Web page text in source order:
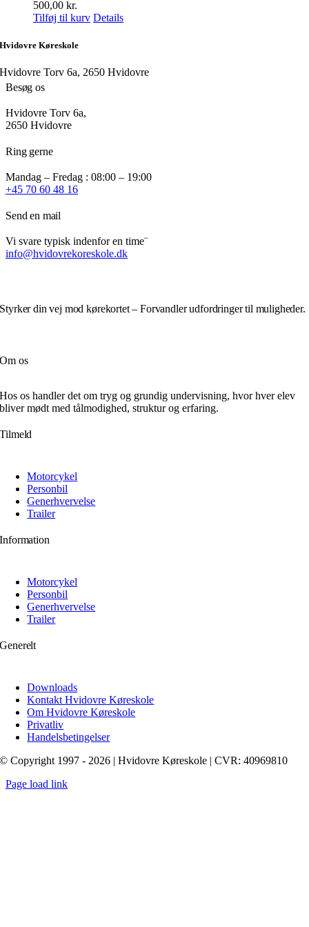
500,00 kr.
Tilføj til kurv Details
Hvidovre Køreskole
Hvidovre Torv 6a, 2650 Hvidovre
Besøg os
Hvidovre Torv 6a,
2650 Hvidovre
Ring gerne
Mandag – Fredag : 08:00 – 19:00
+45 70 60 48 16
Send en mail
Vi svare typisk indenfor en time¨
info@hvidovrekoreskole.dk
Styrker din vej mod kørekortet – Forvandler udfordringer til muligheder.
Om os
Hos os handler det om tryg og grundig undervisning, hvor hver elev
bliver mødt med tålmodighed, struktur og erfaring.
Tilmeld
Motorcykel
Personbil
Generhvervelse
Trailer
Information
Motorcykel
Personbil
Generhvervelse
Trailer
Generelt
Downloads
Kontakt Hvidovre Køreskole
Om Hvidovre Køreskole
Privatliv
Handelsbetingelser
© Copyright 1997 - 2026 | Hvidovre Køreskole | CVR: 40969810
Page load link